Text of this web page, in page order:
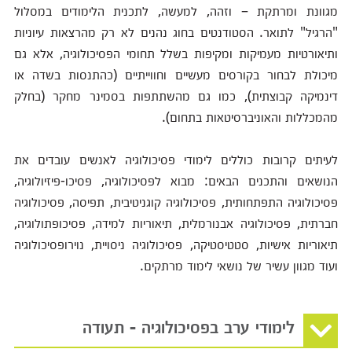
מגוונת ומרתקת – וזהה, למעשה, לתכנית הלימודים במסלול
"הרגיל" לתואר. הסטודנטים בחוג נהנים לא רק מהרצאות עיוניות
ותיאורטיות מעמיקות ומקיפות בשלל תחומי הפסיכולוגיה, אלא גם
מיכולת לבחור בקורסים מעשיים וחווייתיים (כהתנסות בשדה או
דינמיקה קבוצתית), כמו גם מהשתתפות בסמינר מחקר (בחלק
מהמכללות והאוניברסיטאות בתחום).
לעיתים קרובות כוללים לימודי פסיכולוגיה לאנשים עובדים את
הנושאים והתכנים הבאים: מבוא לפסיכולוגיה, פסיכו-פיזיולוגיה,
פסיכולוגיה התפתחותית, פסיכולוגיה קוגניטיבית, תפיסה, פסיכולוגיה
חברתית, פסיכולוגיה אבנורמלית, תיאוריות למידה, פסיכופתולוגיה,
תיאוריות אישיות, סטטיסטיקה, פסיכולוגיה ניסויית, נוירופסיכולוגיה
ועוד מגוון עשיר של נושאי לימוד מרתקים.
לימודי ערב בפסיכולוגיה - תעודה